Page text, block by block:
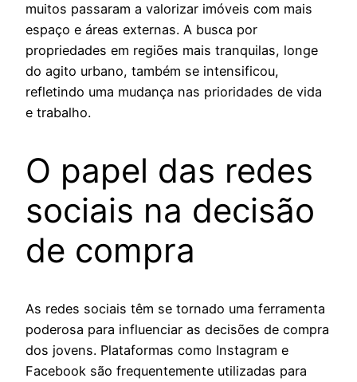
muitos passaram a valorizar imóveis com mais
espaço e áreas externas. A busca por
propriedades em regiões mais tranquilas, longe
do agito urbano, também se intensificou,
refletindo uma mudança nas prioridades de vida
e trabalho.
O papel das redes
sociais na decisão
de compra
As redes sociais têm se tornado uma ferramenta
poderosa para influenciar as decisões de compra
dos jovens. Plataformas como Instagram e
Facebook são frequentemente utilizadas para